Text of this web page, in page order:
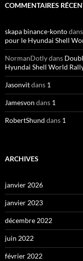
COMMENTAIRES
skapa binance-kontodans
pour le Hyundai Shell
NormanDotlydans
Hyundai Shell World
Jasonvitdans 1
Jamesvon dans 1
RobertShund dans 1
ARCHIVES
janvier 2026
janvier 2023
décembre 2022
juin 2022
février 2022